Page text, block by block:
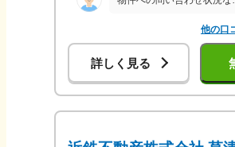
他の口
詳しく見る